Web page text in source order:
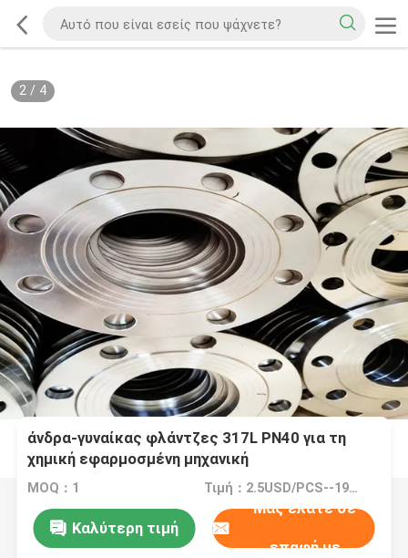
2/ 4
άνδρα-γυναίκας φλάντζες 317L PN40 για τη
χημική εφαρμοσμένη μηχανική
MOQ：1 Τιμή：2.5USD/PCS--195USD/PCS
Καλύτερη τιμή
Μας ελάτε σε
επαφή με